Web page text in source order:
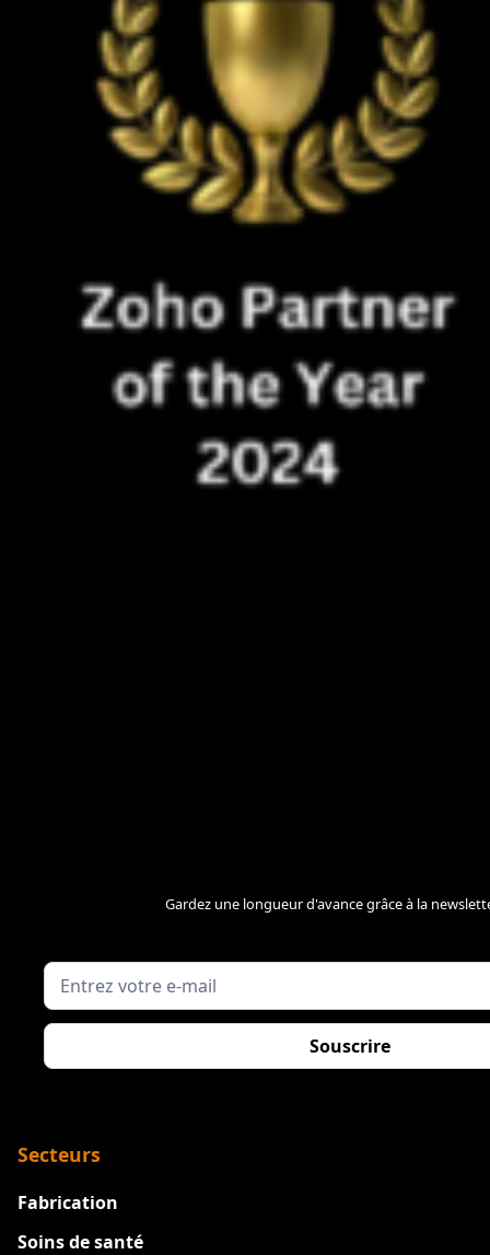
Gardez une longueur d'avance grâce à la
Secteurs
Fabrication
Soins de santé